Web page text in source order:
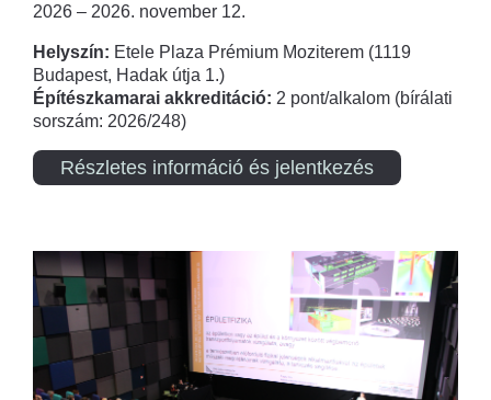
2026 – 2026. november 12.
Helyszín: Etele Plaza Prémium Moziterem (1119
Budapest, Hadak útja 1.)
Építészkamarai akkreditáció: 2 pont/alkalom (bírálati
sorszám: 2026/248)
Részletes információ és jelentkezés